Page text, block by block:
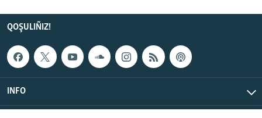
QOŞULIÑIZ!
INFO